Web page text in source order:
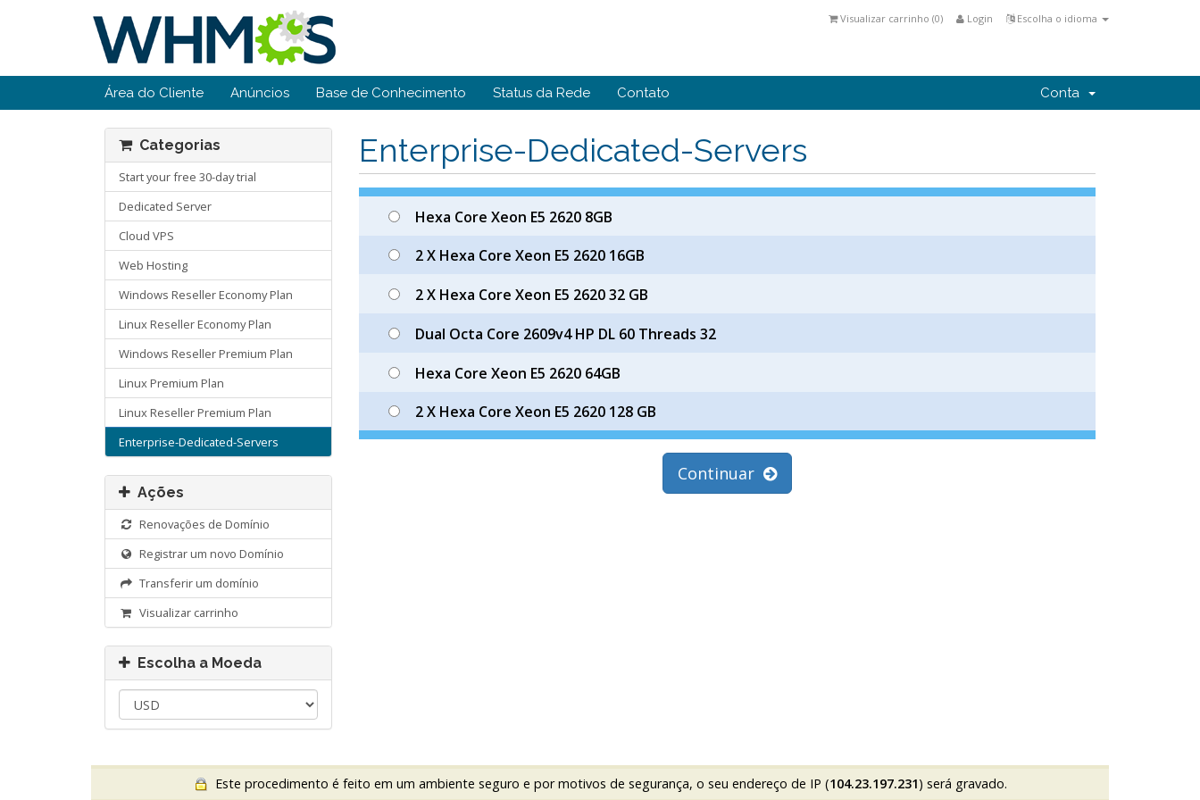
Escolha o idioma
Login
Visualizar carrinho (0)
Área do Cliente Anúncios Base de Conhecimento Status da Rede Contato Conta
Enterprise-Dedicated-Servers
Categorias
Start your free 30-day trial
Dedicated Server
Cloud VPS
Web Hosting
Windows Reseller Economy Plan
Linux Reseller Economy Plan
Windows Reseller Premium Plan
Linux Premium Plan
Linux Reseller Premium Plan
Enterprise-Dedicated-Servers
Ações
Renovações de Domínio
Registrar um novo Domínio
Transferir um domínio
Visualizar carrinho
Escolha a Moeda
Hexa Core Xeon E5 2620 8GB
2 X Hexa Core Xeon E5 2620 16GB
2 X Hexa Core Xeon E5 2620 32 GB
Dual Octa Core 2609v4 HP DL 60 Threads 32
Hexa Core Xeon E5 2620 64GB
2 X Hexa Core Xeon E5 2620 128 GB
Continuar
Este procedimento é feito em um ambiente seguro e por motivos de segurança, o seu endereço de IP (104.23.197.231) será gravado.